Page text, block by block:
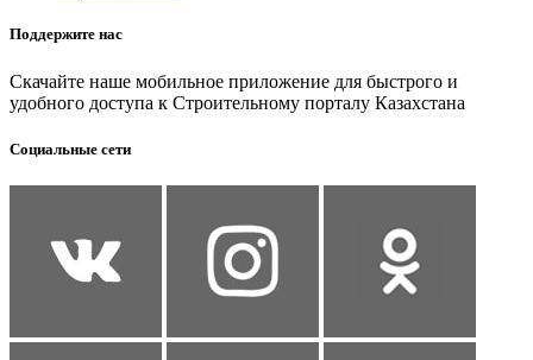
Поддержите нас
Скачайте наше мобильное приложение для быстрого и
удобного доступа к Строительному порталу Казахстана
Социальные сети